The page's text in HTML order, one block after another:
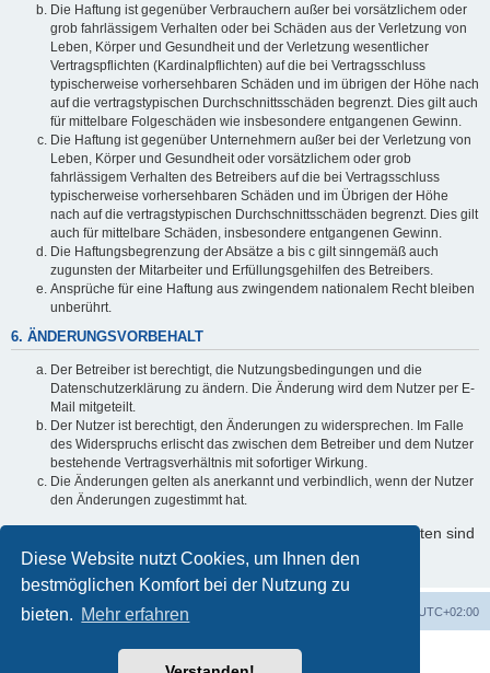
Diese Website nutzt Cookies, um Ihnen den
bestmöglichen Komfort bei der Nutzung zu
bieten. Mehr erfahren
Die Haftung ist gegenüber Verbrauchern außer bei vorsätzlichem oder
grob fahrlässigem Verhalten oder bei Schäden aus der Verletzung von
Leben, Körper und Gesundheit und der Verletzung wesentlicher
Vertragspflichten (Kardinalpflichten) auf die bei Vertragsschluss
typischerweise vorhersehbaren Schäden und im übrigen der Höhe nach
auf die vertragstypischen Durchschnittsschäden begrenzt. Dies gilt auch
für mittelbare Folgeschäden wie insbesondere entgangenen Gewinn.
Die Haftung ist gegenüber Unternehmern außer bei der Verletzung von
Leben, Körper und Gesundheit oder vorsätzlichem oder grob
fahrlässigem Verhalten des Betreibers auf die bei Vertragsschluss
typischerweise vorhersehbaren Schäden und im Übrigen der Höhe
nach auf die vertragstypischen Durchschnittsschäden begrenzt. Dies gilt
auch für mittelbare Schäden, insbesondere entgangenen Gewinn.
Die Haftungsbegrenzung der Absätze a bis c gilt sinngemäß auch
zugunsten der Mitarbeiter und Erfüllungsgehilfen des Betreibers.
Ansprüche für eine Haftung aus zwingendem nationalem Recht bleiben
unberührt.
6. ÄNDERUNGSVORBEHALT
Der Betreiber ist berechtigt, die Nutzungsbedingungen und die
Datenschutzerklärung zu ändern. Die Änderung wird dem Nutzer per E-
Mail mitgeteilt.
Der Nutzer ist berechtigt, den Änderungen zu widersprechen. Im Falle
des Widerspruchs erlischt das zwischen dem Betreiber und dem Nutzer
bestehende Vertragsverhältnis mit sofortiger Wirkung.
Die Änderungen gelten als anerkannt und verbindlich, wenn der Nutzer
den Änderungen zugestimmt hat.
Informationen über den Umgang mit Ihren persönlichen Daten sind
in der Datenschutzerklärung enthalten.
Startseite Foren-Übersicht UTC+02:00
Powered byphpBB® Forum Software © phpBB Limited
Deutsche Übersetzung durch